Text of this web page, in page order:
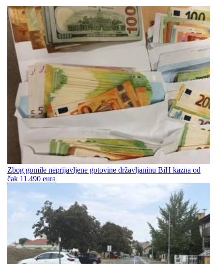
Zbog gomile neprijavljene gotovine državljaninu BiH kazna od
čak 11.490 eura